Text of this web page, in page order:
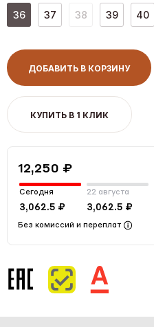
36 37 38 39 40
ДОБАВИТЬ В КОРЗИНУ
КУПИТЬ В 1 КЛИК
12,250 ₽
Сегодня
3,062.5 ₽
22 августа
3,062.5 ₽
Без комиссий и переплат